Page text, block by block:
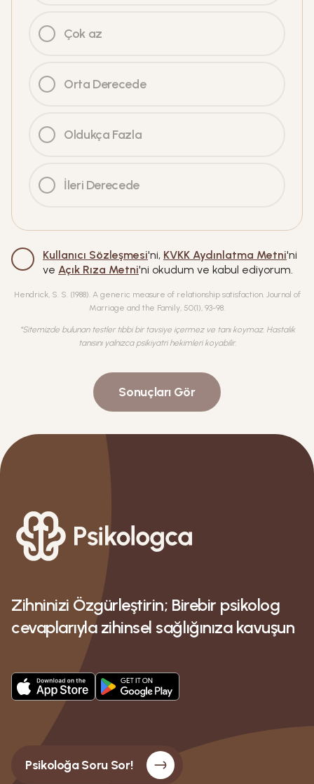
Çok az
Orta Derecede
Oldukça Fazla
İleri Derecede
Kullanıcı Sözleşmesi'ni, KVKK Aydınlatma Metni'ni
ve Açık Rıza Metni'ni okudum ve kabul ediyorum.
Hendrick, S. S. (1988). A generic measure of relationship satisfaction. Journal of
Marriage and the Family, 50(1), 93-98.
*Sitemizde bulunan testler tıbbi bir tavsiye içermez ve tanı koymaz. Hastalık
tanısını yalnızca psikiyatri hekimleri koyabilir.
Sonuçları Gör
Zihninizi Özgürleştirin; Birebir psikolog
cevaplarıyla zihinsel sağlığınıza kavuşun
Psikoloğa Soru Sor!